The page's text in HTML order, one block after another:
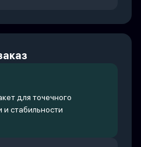
для точечного
и стабильности